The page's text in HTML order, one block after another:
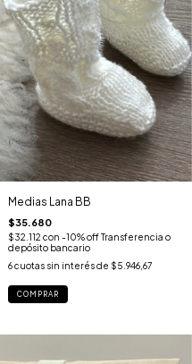
Medias Lana BB
$35.680
$32.112 con -10% off Transferencia o
depósito bancario
6 cuotas sin interés de $5.946,67
COMPRAR